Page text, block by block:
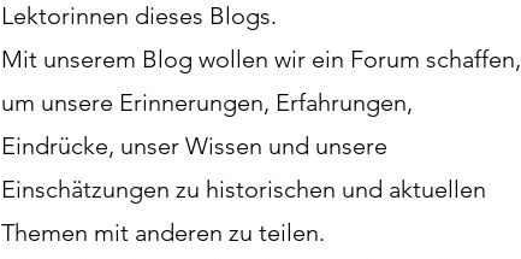
Lektorinnen dieses Blogs.
Mit unserem Blog wollen wir ein Forum schaffen,
um unsere Erinnerungen, Erfahrungen,
Eindrücke, unser Wissen und unsere
Einschätzungen zu historischen und aktuellen
Themen mit anderen zu teilen.